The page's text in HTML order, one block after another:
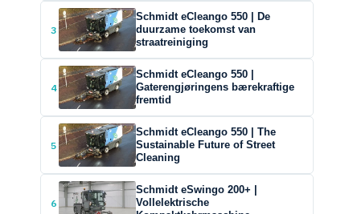
3
Schmidt eCleango 550 | De
duurzame toekomst van
straatreiniging
4
Schmidt eCleango 550 |
Gaterengjøringens bærekraftige
fremtid
5
Schmidt eCleango 550 | The
Sustainable Future of Street
Cleaning
6
Schmidt eSwingo 200+ |
Vollelektrische